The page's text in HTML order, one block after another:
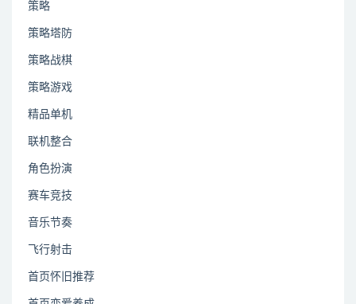
策略
策略塔防
策略战棋
策略游戏
精品单机
联机整合
角色扮演
赛车竞技
音乐节奏
飞行射击
首页怀旧推荐